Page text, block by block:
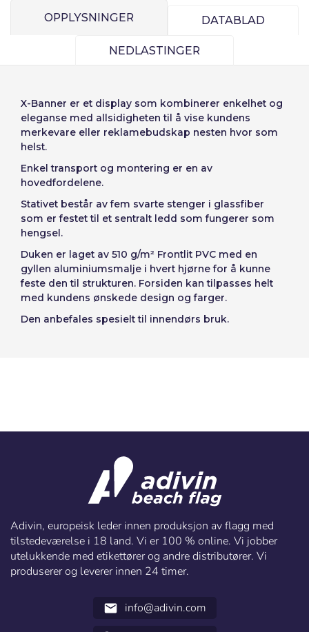
Gjenopprett passord
Deutsch
Slovenija
Finnish
Norway
OPPLYSNINGER DATABLAD
NEDLASTINGER
X-Banner er et display som kombinerer enkelhet og
eleganse med allsidigheten til å vise kundens
merkevare eller reklamebudskap nesten hvor som
helst.
Enkel transport og montering er en av
hovedfordelene.
Stativet består av fem svarte stenger i glassfiber
som er festet til et sentralt ledd som fungerer som
hengsel.
Duken er laget av 510 g/m² Frontlit PVC med en
gyllen aluminiumsmalje i hvert hjørne for å kunne
feste den til strukturen. Forsiden kan tilpasses helt
med kundens ønskede design og farger.
Den anbefales spesielt til innendørs bruk.
Enheter
Stykkpris
Adivin, europeisk leder innen produksjon av flagg med
tilstedeværelse i 18 land. Vi er 100 % online. Vi jobber
utelukkende med etikettører og andre distributører. Vi
produserer og leverer innen 24 timer.
email info@adivin.com